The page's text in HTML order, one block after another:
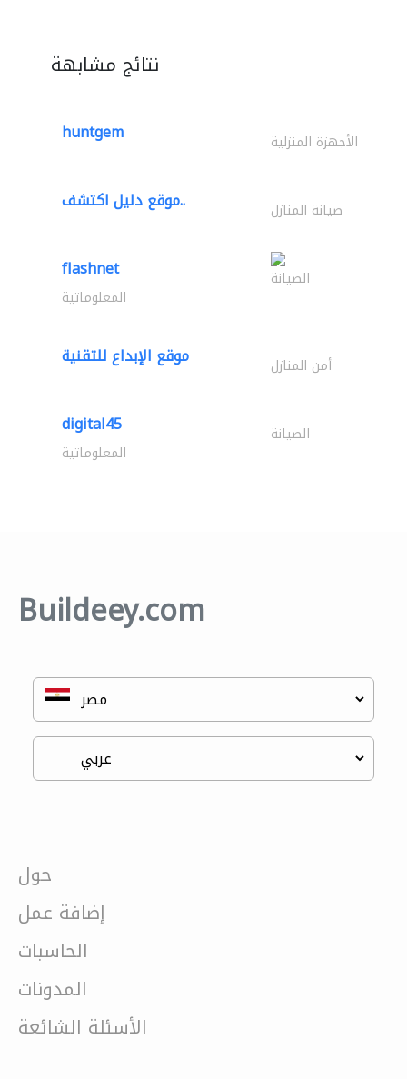
نتائج مشابهة
huntgem الأجهزة المنزلية
موقع دليل اكتشف.. صيانة المنازل
flashnet الصيانة
المعلوماتية
موقع الإبداع للتقنية أمن المنازل
digital45 الصيانة
المعلوماتية
Buildeey.com
حول
إضافة عمل
الحاسبات
المدونات
الأسئلة الشائعة